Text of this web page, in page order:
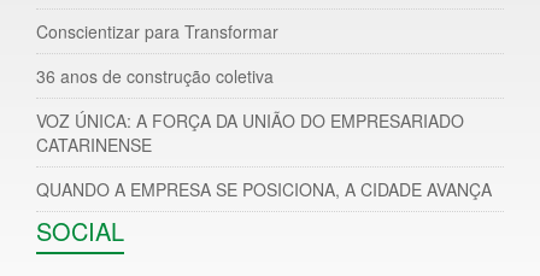
Conscientizar para Transformar
36 anos de construção coletiva
VOZ ÚNICA: A FORÇA DA UNIÃO DO EMPRESARIADO
CATARINENSE
QUANDO A EMPRESA SE POSICIONA, A CIDADE AVANÇA
SOCIAL